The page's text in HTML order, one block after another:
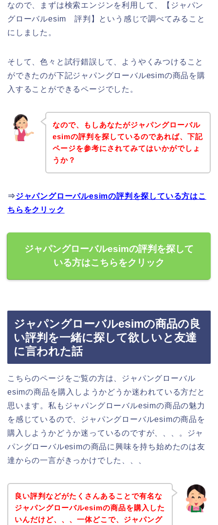
なので、まずは検索エンジンを利用して、【ジャパン
グローバルesim 評判】という感じで調べてみること
にしました。
そして、色々と試行錯誤して、ようやくみつけること
ができたのが下記ジャパングローバルesimの商品を購
入することができるページでした。
なので、もしあなたがジャパングローバル
esimの評判を探しているのであれば、下記
ページを参考にされてみてはいかがでしょ
うか？
⇒ジャパングローバルesimの評判を探している方はこ
ちらをクリック
ジャパングローバルesimの評判を探して
いる方はこちらをクリック
ジャパングローバルesimの商品の良
い評判を一緒に探して欲しいと友達
に言われた話
こちらのページをご覧の方は、ジャパングローバル
esimの商品を購入しようかどうか迷われている方だと
思います。私もジャパングローバルesimの商品の魅力
を感じているので、ジャパングローバルesimの商品を
購入しようかどうか迷っているのですが、、、。ジャ
パングローバルesimの商品に興味を持ち始めたのは友
達からの一言がきっかけでした、、、
良い評判などがたくさんあることで有名な
ジャパングローバルesimの商品を購入した
いんだけど、、、一体どこで、ジャパング